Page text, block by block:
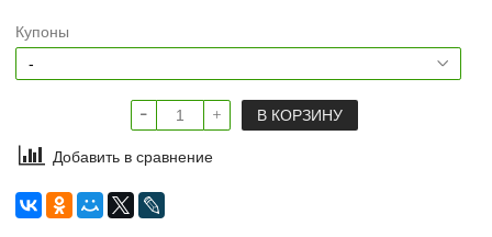
Купоны
В КОРЗИНУ
Добавить в сравнение